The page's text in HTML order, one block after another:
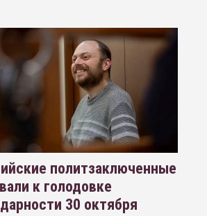
политзаключенные
к голодовке
30 октября